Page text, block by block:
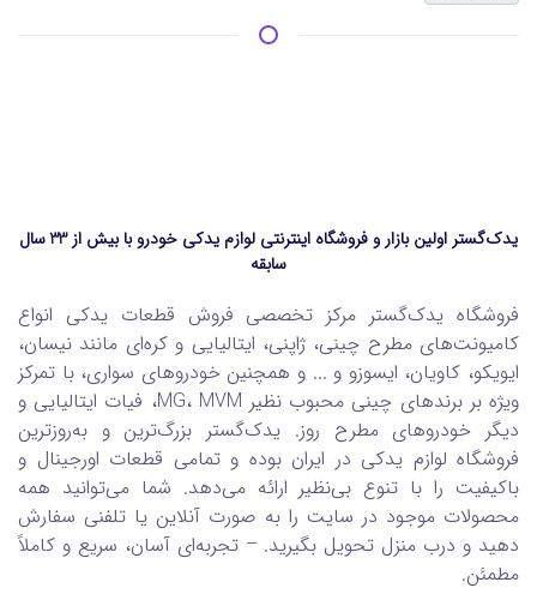
یدک‌گستر اولین بازار و فروشگاه اینترنتی لوازم یدکی خودرو با بیش از 33 سال
سابقه
فروشگاه یدک‌گستر مرکز تخصصی فروش قطعات یدکی انواع
کامیونت‌های مطرح چینی، ژاپنی، ایتالیایی و کره‌ای مانند نیسان،
ایویکو، کاویان، ایسوزو و ... و همچنین خودروهای سواری، با تمرکز
ویژه بر برندهای چینی محبوب نظیر MG، MVM، فیات ایتالیایی و
دیگر خودروهای مطرح روز. یدک‌گستر بزرگ‌ترین و به‌روزترین
فروشگاه لوازم یدکی در ایران بوده و تمامی قطعات اورجینال و
باکیفیت را با تنوع بی‌نظیر ارائه می‌دهد. شما می‌توانید همه
محصولات موجود در سایت را به صورت آنلاین یا تلفنی سفارش
دهید و درب منزل تحویل بگیرید. – تجربه‌ای آسان، سریع و کاملاً
مطمئن.